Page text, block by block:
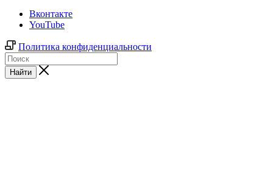
Вконтакте
YouTube
Политика конфиденциальности
Найти